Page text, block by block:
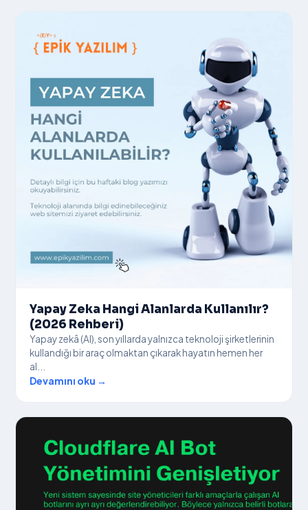
Yapay Zeka Hangi Alanlarda Kullanılır?
(2026 Rehberi)
Yapay zekâ (AI), son yıllarda yalnızca teknoloji şirketlerinin
kullandığı bir araç olmaktan çıkarak hayatın hemen her
al...
Devamını oku →